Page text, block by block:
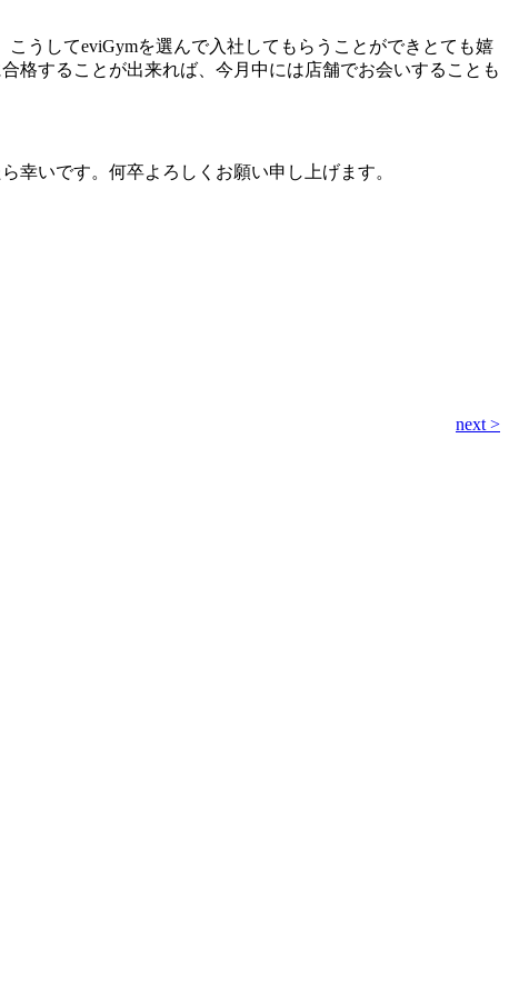
うしてeviGymを選んで入社してもらうことができとても嬉
格することが出来れば、今月中には店舗でお会いすることも
幸いです。何卒よろしくお願い申し上げます。
next >